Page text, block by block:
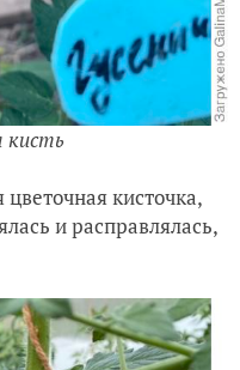
кисть
кисточка,
и расправлялась,